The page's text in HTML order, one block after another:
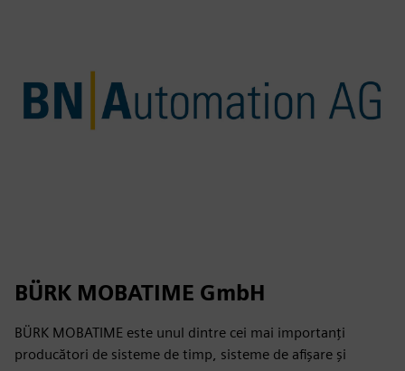
BÜRK MOBATIME GmbH
BÜRK MOBATIME este unul dintre cei mai importanți
producători de sisteme de timp, sisteme de afișare și